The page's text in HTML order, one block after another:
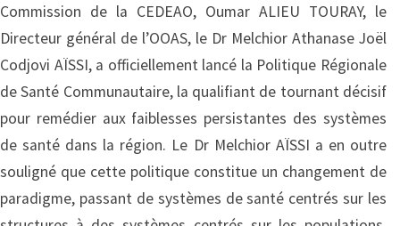
Commission de la CEDEAO, Oumar ALIEU TOURAY, le
Directeur général de l’OOAS, le Dr Melchior Athanase Joël
Codjovi AÏSSI, a officiellement lancé la Politique Régionale
de Santé Communautaire, la qualifiant de tournant décisif
pour remédier aux faiblesses persistantes des systèmes
de santé dans la région. Le Dr Melchior AÏSSI a en outre
souligné que cette politique constitue un changement de
paradigme, passant de systèmes de santé centrés sur les